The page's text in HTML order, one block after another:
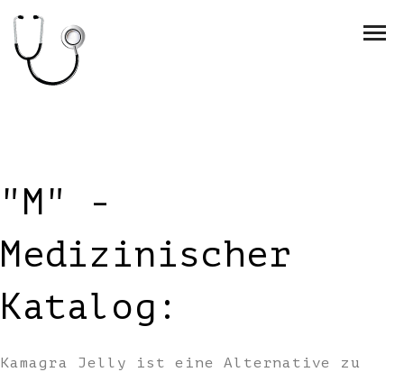
"M" -
Medizinischer
Katalog:
Kamagra Jelly ist eine Alternative zu